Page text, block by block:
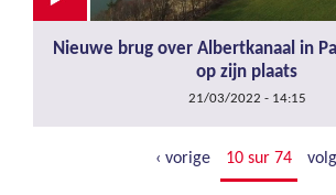
Nieuwe brug over Albertkanaal in
op zijn plaats
21/03/2022 - 14:15
‹ vorige 10 sur 74